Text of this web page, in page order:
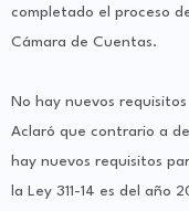
completado el proceso
Cámara de Cuentas.
No hay nuevos requisitos
Aclaró que contrario a
hay nuevos requisitos
la Ley 311-14 es del año